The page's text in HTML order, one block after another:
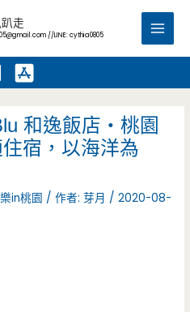
走
//LINE: cythia0805
Main
和逸飯店‧桃園
宿，以海洋為
in桃園 / 作者:芽月 /2020-08-